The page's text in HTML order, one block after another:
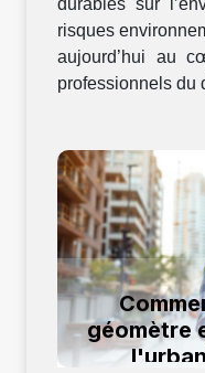
durables sur
risques
aujourd’hui au
professionnels du
géomètre